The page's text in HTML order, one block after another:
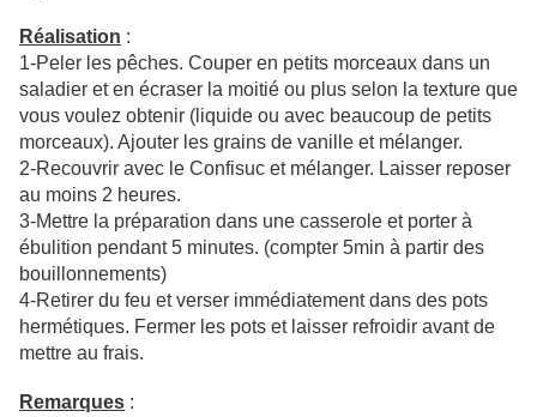
Réalisation :
1-Peler les pêches. Couper en petits morceaux dans un
saladier et en écraser la moitié ou plus selon la texture que
vous voulez obtenir (liquide ou avec beaucoup de petits
morceaux). Ajouter les grains de vanille et mélanger.
2-Recouvrir avec le Confisuc et mélanger. Laisser reposer
au moins 2 heures.
3-Mettre la préparation dans une casserole et porter à
ébulition pendant 5 minutes. (compter 5min à partir des
bouillonnements)
4-Retirer du feu et verser immédiatement dans des pots
hermétiques. Fermer les pots et laisser refroidir avant de
mettre au frais.
Remarques :